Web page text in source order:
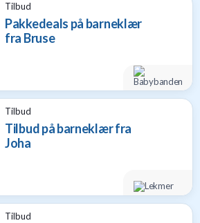
Tilbud
Pakkedeals på barneklær
fra Bruse
Tilbud
Tilbud på barneklær fra
Joha
Tilbud